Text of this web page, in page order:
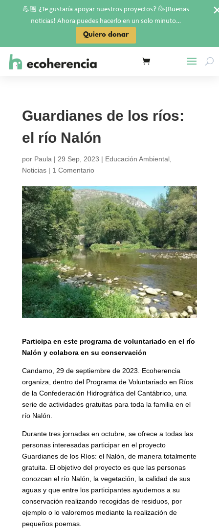
Guardianes de los ríos:
el río Nalón
por Paula | 29 Sep, 2023 | Educación Ambiental,
Noticias| 1 Comentario
Participa en este programa de voluntariado en el río
Nalón y colabora en su conservación
Candamo, 29 de septiembre de 2023. Ecoherencia
organiza, dentro del Programa de Voluntariado en Ríos
de la Confederación Hidrográfica del Cantábrico, una
serie de actividades gratuitas para toda la familia en el
río Nalón.
Durante tres jornadas en octubre, se ofrece a todas las
personas interesadas participar en el proyecto
Guardianes de los Ríos: el Nalón, de manera totalmente
gratuita. El objetivo del proyecto es que las personas
conozcan el río Nalón, la vegetación, la calidad de sus
aguas y que entre los participantes ayudemos a su
conservación realizando recogidas de residuos, por
ejemplo o lo valoremos mediante la realización de
pequeños poemas.
💪🏽 ¿Te gustaría apoyar nuestros proyectos? 🥳¡Buenas
noticias! Ahora puedes hacerlo en un solo minuto…
Quiero donar